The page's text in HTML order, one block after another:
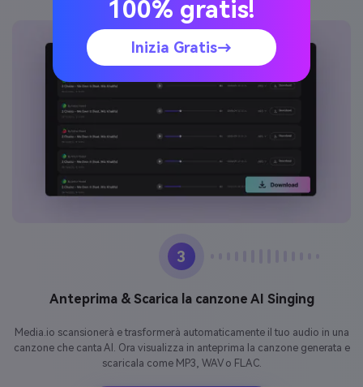
3
Anteprima & Scarica la canzone AI Singing
Media.io scansionerà e trasformerà automaticamente il tuo audio in una
canzone che canta AI. Ora visualizza in anteprima la canzone generata e
scaricala come MP3, WAV o FLAC.
100% gratis!
Inizia Gratis→